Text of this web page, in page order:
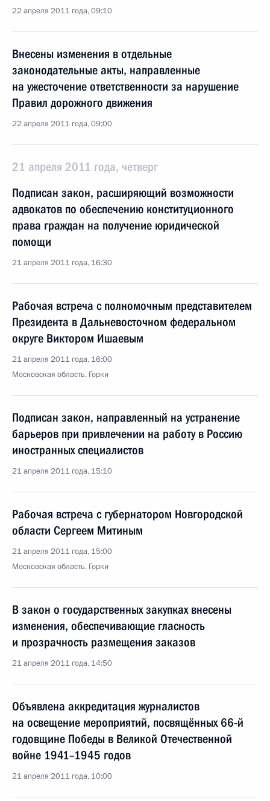
22 апреля 2011 года, 09:10
Внесены изменения в отдельные
законодательные акты, направленные
на ужесточение ответственности за нарушение
Правил дорожного движения
22 апреля 2011 года, 09:00
21 апреля 2011 года, четверг
Подписан закон, расширяющий возможности
адвокатов по обеспечению конституционного
права граждан на получение юридической
помощи
21 апреля 2011 года, 16:30
Рабочая встреча с полномочным представителем
Президента в Дальневосточном федеральном
округе Виктором Ишаевым
21 апреля 2011 года, 16:00
Московская область, Горки
Подписан закон, направленный на устранение
барьеров при привлечении на работу в Россию
иностранных специалистов
21 апреля 2011 года, 15:10
Рабочая встреча с губернатором Новгородской
области Сергеем Митиным
21 апреля 2011 года, 15:00
Московская область, Горки
В закон о государственных закупках внесены
изменения, обеспечивающие гласность
и прозрачность размещения заказов
21 апреля 2011 года, 14:50
Объявлена аккредитация журналистов
на освещение мероприятий, посвящённых 66-й
годовщине Победы в Великой Отечественной
войне 1941–1945 годов
21 апреля 2011 года, 10:00